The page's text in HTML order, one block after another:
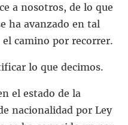
a nosotros, de lo que
ha avanzado en tal
camino por recorrer.
lo que decimos.
el estado de la
nacionalidad por Ley